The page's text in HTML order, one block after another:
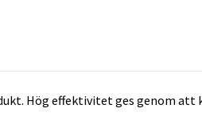
Hög effektivitet ges genom